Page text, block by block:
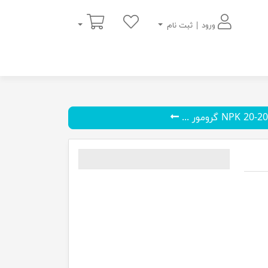
ورود | ثبت نام
سبد خرید